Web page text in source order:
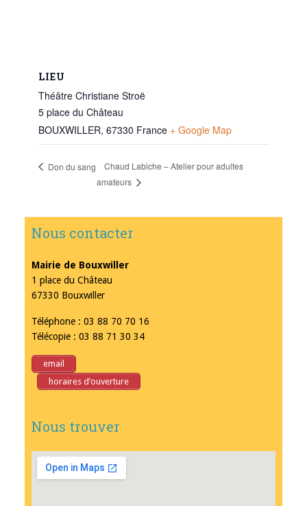
LIEU
Théâtre Christiane Stroë
5 place du Château
BOUXWILLER, 67330 France + Google Map
Don du sang
Chaud Labiche – Atelier pour adultes
amateurs
Nous contacter
Mairie de Bouxwiller
1 place du Château
67330 Bouxwiller
Téléphone : 03 88 70 70 16
Télécopie : 03 88 71 30 34
email
horaires d’ouverture
Nous trouver